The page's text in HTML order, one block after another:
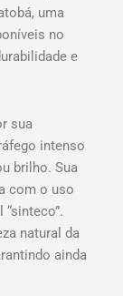
uma
no
e
sua
intenso
brilho. Sua
com o uso
natural da
ainda